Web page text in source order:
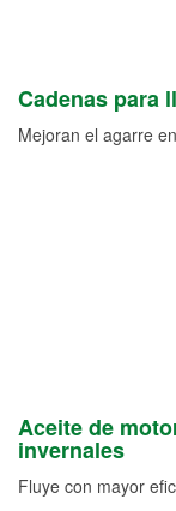
Cadenas para
Mejoran el agarre
Aceite de
invernales
Fluye con mayor